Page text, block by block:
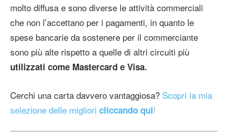
molto diffusa e sono diverse le attività commerciali
che non l’accettano per i pagamenti, in quanto le
spese bancarie da sostenere per il commerciante
sono più alte rispetto a quelle di altri circuiti più
utilizzati come Mastercard e Visa.
Cerchi una carta davvero vantaggiosa? Scopri la mia
selezione delle migliori cliccando qui!